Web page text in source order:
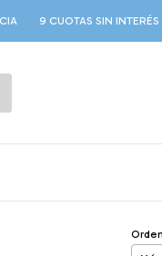
CUOTAS SIN INTERÉS 20%